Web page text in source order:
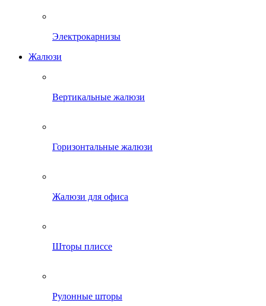
Электрокарнизы
Жалюзи
Вертикальные жалюзи
Горизонтальные жалюзи
Жалюзи для офиса
Шторы плиссе
Рулонные шторы